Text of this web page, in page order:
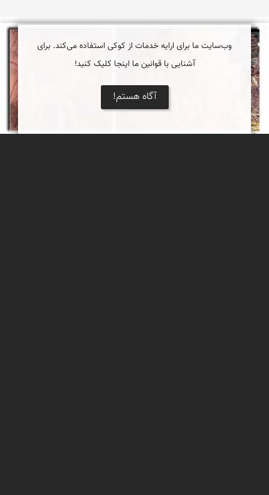
محمد ناصری فرد
وب‌سایت ما برای ارایه خدمات از کوکی استفاده می‌کند. برای
آشنایی با قوانین ما اینجا کلیک کنید!
آگاه هستم!